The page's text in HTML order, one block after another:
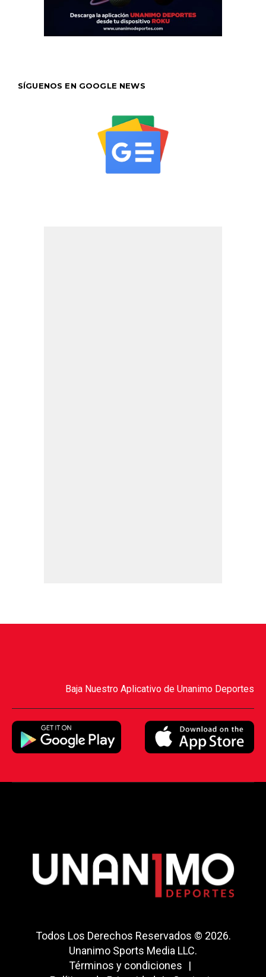
SÍGUENOS EN GOOGLE NEWS
Baja Nuestro Aplicativo de Unanimo Deportes
Todos Los Derechos Reservados © 2026.
Unanimo Sports Media LLC.
Términos y condiciones